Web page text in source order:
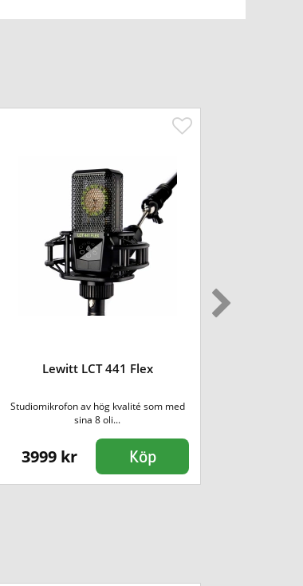
Lewitt LCT 441 Flex
Studiomikrofon av hög kvalité som med
sina 8 oli...
3999 kr Köp